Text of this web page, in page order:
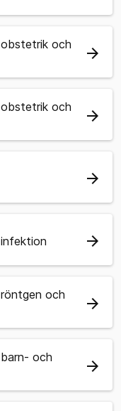
och
arrow_forward
och
arrow_forward
arrow_forward
arrow_forward
och
arrow_forward
och
arrow_forward